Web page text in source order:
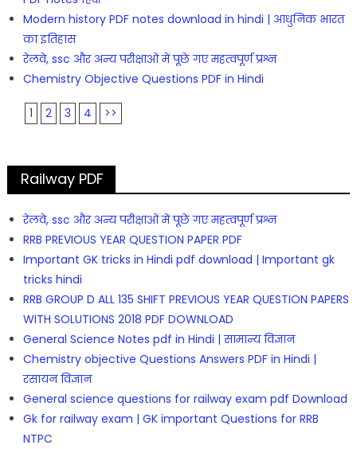
Modern history PDF notes download in hindi | आधुनिक भारत
का इतिहास
रेलवे, ssc और अन्य परीक्षाओं में पूछे गए महत्वपूर्ण प्रश्न
Chemistry Objective Questions PDF in Hindi
1 2 3 4 >>
Railway PDF
रेलवे, ssc और अन्य परीक्षाओं में पूछे गए महत्वपूर्ण प्रश्न
RRB PREVIOUS YEAR QUESTION PAPER PDF
Important GK tricks in Hindi pdf download | Important gk
tricks hindi
RRB GROUP D ALL 135 SHIFT PREVIOUS YEAR QUESTION PAPERS
WITH SOLUTIONS 2018 PDF DOWNLOAD
General Science Notes pdf in Hindi | सामान्य विज्ञान
Chemistry objective Questions Answers PDF in Hindi |
रसायन विज्ञान
General science questions for railway exam pdf Download
Gk for railway exam | GK important Questions for RRB
NTPC